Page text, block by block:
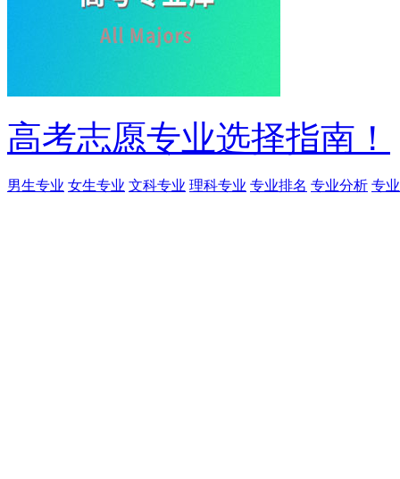
高考志愿专业选择指南！
男生专业 女生专业 文科专业 理科专业 专业排名 专业分析 专